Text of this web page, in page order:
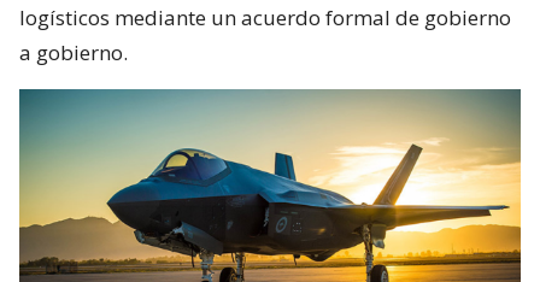
logísticos mediante un acuerdo formal de gobierno
a gobierno.